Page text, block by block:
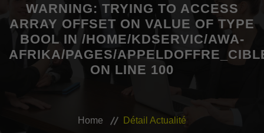
AWASHOP
VEILLE JURIDIQUE ET FISCALE
WARNING: TRYING TO ACCESS
ARRAY OFFSET ON VALUE OF TYPE
BOOL IN /HOME/KDSERVIC/AWA-
AFRIKA/PAGES/
ON LINE 100
Home Détail Actualité